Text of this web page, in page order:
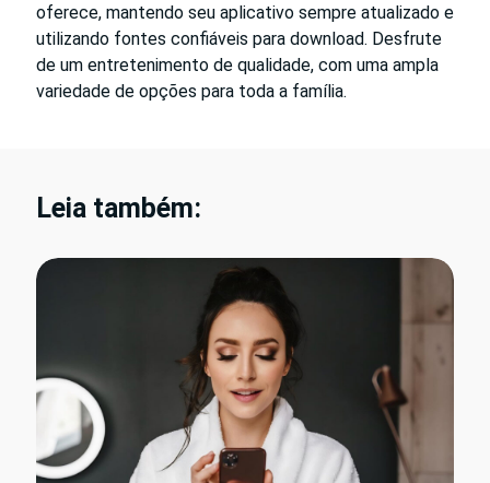
oferece, mantendo seu aplicativo sempre atualizado e
utilizando fontes confiáveis para download. Desfrute
de um entretenimento de qualidade, com uma ampla
variedade de opções para toda a família.
Leia também: